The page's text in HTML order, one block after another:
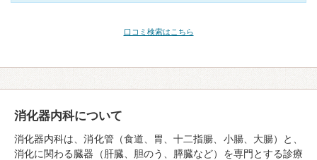
口コミ検索はこちら
消化器内科について
消化器内科は、消化管（食道、胃、十二指腸、小腸、大腸）と、
消化に関わる臓器（肝臓、胆のう、膵臓など）を専門とする診療